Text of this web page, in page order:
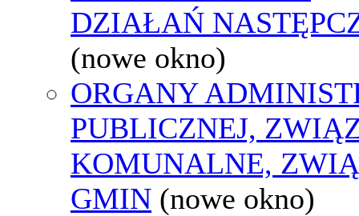
DZIAŁAŃ
(nowe okno)
ORGANY
PUBLICZNEJ,
KOMUNALNE,
GMIN (nowe okno)